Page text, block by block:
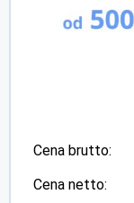
Cena brutto:
Cena netto: